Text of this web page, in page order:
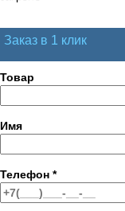
Заказ в 1 клик
Товар
Имя
Телефон *